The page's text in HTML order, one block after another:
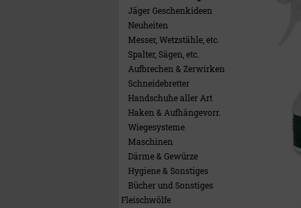
Jäger Geschenkideen
Neuheiten
Messer, Wetzstähle, etc.
Spalter, Sägen, etc.
Aufbrechen & Zerwirken
Schneidebretter
Handschuhe aller Art
Haken & Aufhängevorr.
Wiegesysteme
Maschinen
Därme & Gewürze
Hygiene & Sonstiges
Bücher und Sonstiges
Fleischwölfe